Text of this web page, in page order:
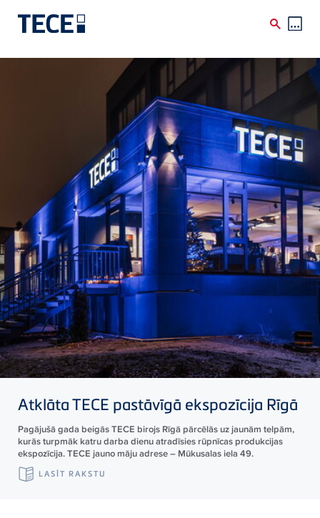
Skip to main content
AtklātaTECE pastāvīgā ekspozīcija Rīgā
Pagājušā gada beigās TECE birojs Rīgā pārcēlās uz jaunām telpām,
kurās turpmāk katru darba dienu atradīsies rūpnīcas produkcijas
ekspozīcija. TECE jauno māju adrese – Mūkusalas iela 49.
LASĪT RAKSTU